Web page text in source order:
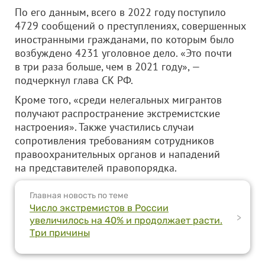
По его данным, всего в 2022 году поступило
4729 сообщений о преступлениях, совершенных
иностранными гражданами, по которым было
возбуждено 4231 уголовное дело. «Это почти
в три раза больше, чем в 2021 году», —
подчеркнул глава СК РФ.
Кроме того, «среди нелегальных мигрантов
получают распространение экстремистские
настроения». Также участились случаи
сопротивления требованиям сотрудников
правоохранительных органов и нападений
на представителей правопорядка.
Главная новость по теме
Число экстремистов в России
увеличилось на 40% и продолжает расти.
Три причины
>